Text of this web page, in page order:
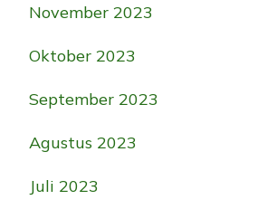
November 2023
Oktober 2023
September 2023
Agustus 2023
Juli 2023